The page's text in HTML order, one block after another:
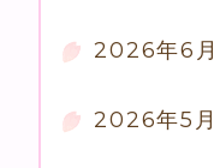
2026年6月
2026年5月